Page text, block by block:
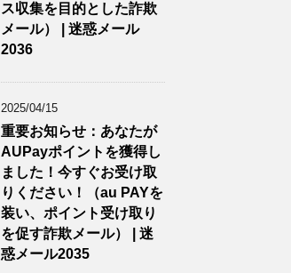
ス収集を目的とした詐欺
メール） | 迷惑メール
2036
2025/04/15
重要お知らせ：あなたが
AUPayポイントを獲得し
ました！今すぐお受け取
りください！（au PAYを
装い、ポイント受け取り
を促す詐欺メール） | 迷
惑メール2035